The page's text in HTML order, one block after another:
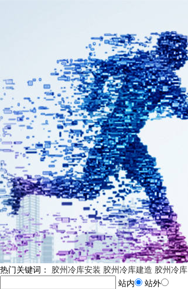
热门关键词： 胶州冷库安装 胶州冷库建造 胶州冷库
站内
站外